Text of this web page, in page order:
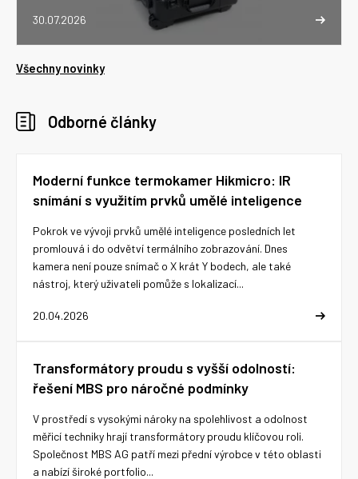
30.07.2026
Všechny novinky
Odborné články
Moderní funkce termokamer Hikmicro: IR
snímání s využitím prvků umělé inteligence
20.04.2026
Pokrok ve vývoji prvků umělé inteligence posledních let
promlouvá i do odvětví termálního zobrazování. Dnes
kamera není pouze snímač o X krát Y bodech, ale také
nástroj, který uživateli pomůže s lokalizací...
Transformátory proudu s vyšší odolností:
řešení MBS pro náročné podmínky
V prostředí s vysokými nároky na spolehlivost a odolnost
měřicí techniky hrají transformátory proudu klíčovou roli.
Společnost MBS AG patří mezi přední výrobce v této oblasti
a nabízí široké portfolio...